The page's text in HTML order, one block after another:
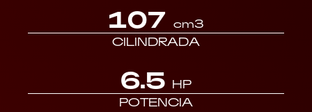
107 cm3
CILINDRADA
6.5 HP
POTENCIA